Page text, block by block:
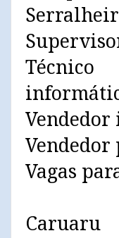
Técnico
Vendedor
Vendedor
Vagas
Caruaru